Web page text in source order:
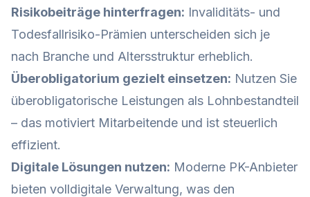
Risikobeiträge hinterfragen: Invaliditäts- und
Todesfallrisiko-Prämien unterscheiden sich je
nach Branche und Altersstruktur erheblich.
Überobligatorium gezielt einsetzen: Nutzen Sie
überobligatorische Leistungen als Lohnbestandteil
– das motiviert Mitarbeitende und ist steuerlich
effizient.
Digitale Lösungen nutzen: Moderne PK-Anbieter
bieten volldigitale Verwaltung, was den